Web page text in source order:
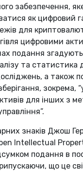
забезпечення,
як цифровий
для
цифровими
подання
та статистика
а також
зокрема,
для інших з
знаків Джош
Intellectual
подання в
що це